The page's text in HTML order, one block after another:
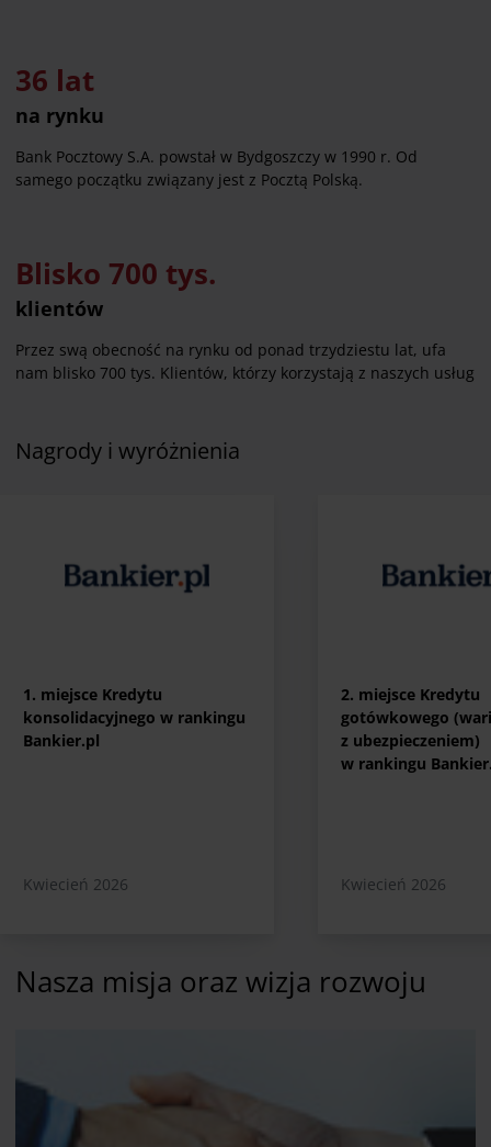
36 lat
na rynku
Bank Pocztowy S.A. powstał w Bydgoszczy w 1990 r. Od
samego początku związany jest z Pocztą Polską.
Blisko 700 tys.
klientów
Przez swą obecność na rynku od ponad trzydziestu lat, ufa
nam blisko 700 tys. Klientów, którzy korzystają z naszych usług
Nagrody i wyróżnienia
1. miejsce Kredytu
konsolidacyjnego w rankingu
Bankier.pl
Kwiecień 2026
2. miejsce Kredytu
gotówkowego
z ubezpieczeniem)
w rankingu
Kwiecień 2026
Nasza misja oraz wizja rozwoju